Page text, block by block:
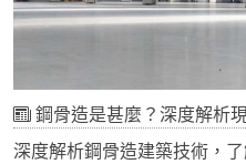
鋼骨造是甚麼？深度解析
深度解析鋼骨造建築技術，